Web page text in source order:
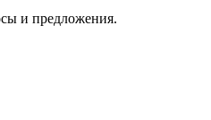
и предложения.